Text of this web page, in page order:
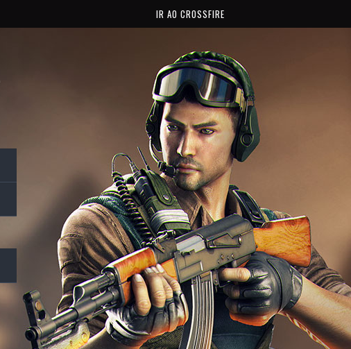
IR AO CROSSFIRE